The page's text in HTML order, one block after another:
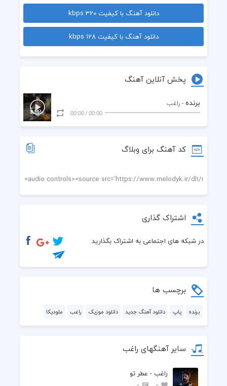
دانلود آهنگ با کیفیت 320 kbps
دانلود آهنگ با کیفیت 128 kbps
پخش آنلاین آهنگ
برنده - راغب
00:00
/
00:00
کد آهنگ برای وبلاگ
اشتراک گذاری
در شبکه های اجتماعی به اشتراک بگذارید
برچسب ها
برنده پاپ دانلود آهنگ جدید دانلود موزیک راغب ملودیکا
سایر آهنگهای راغب
راغب - عطر تو